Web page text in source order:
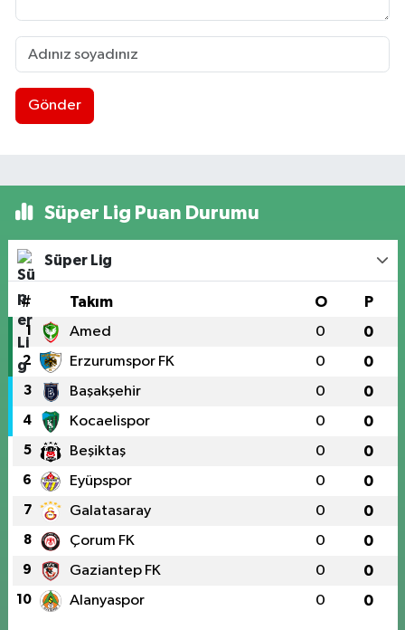
Gönder
Süper Lig Puan Durumu
Süper Lig
# Takım O P
1 Amed 0 0
2 Erzurumspor FK 0 0
3 Başakşehir 0 0
4 Kocaelispor 0 0
5 Beşiktaş 0 0
6 Eyüpspor 0 0
7 Galatasaray 0 0
8 Çorum FK 0 0
9 Gaziantep FK 0 0
10 Alanyaspor 0 0